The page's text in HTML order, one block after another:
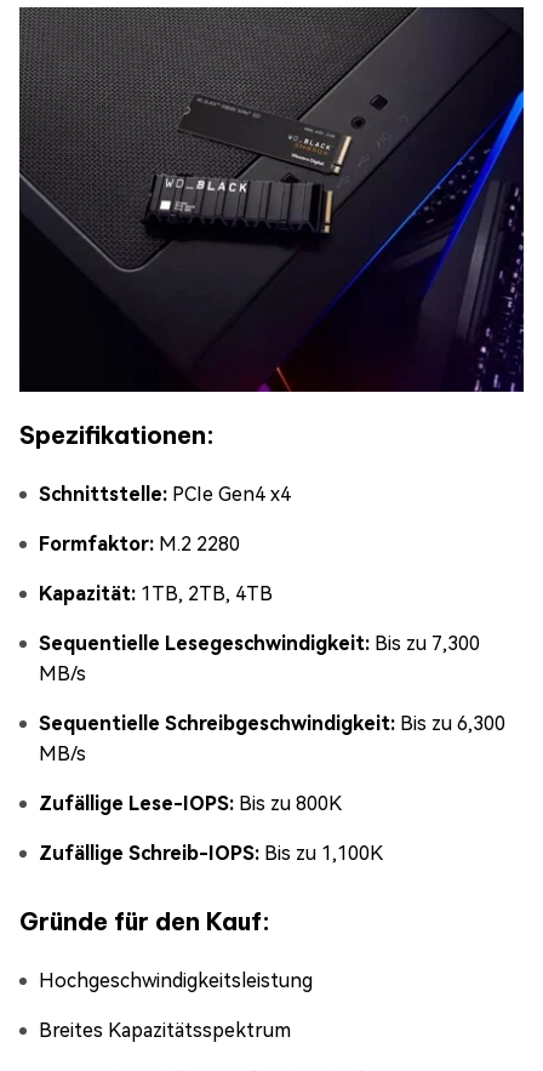
Spezifikationen:
Schnittstelle: PCIe Gen4 x4
Formfaktor: M.2 2280
Kapazität: 1TB, 2TB, 4TB
Sequentielle Lesegeschwindigkeit: Bis zu 7,300
MB/s
Sequentielle Schreibgeschwindigkeit: Bis zu 6,300
MB/s
Zufällige Lese-IOPS: Bis zu 800K
Zufällige Schreib-IOPS: Bis zu 1,100K
Gründe für den Kauf:
Hochgeschwindigkeitsleistung
Breites Kapazitätsspektrum